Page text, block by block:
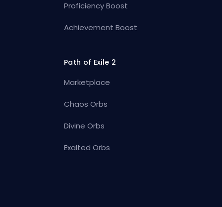
Proficiency Boost
Achievement Boost
Path of Exile 2
Marketplace
Chaos Orbs
Divine Orbs
Exalted Orbs